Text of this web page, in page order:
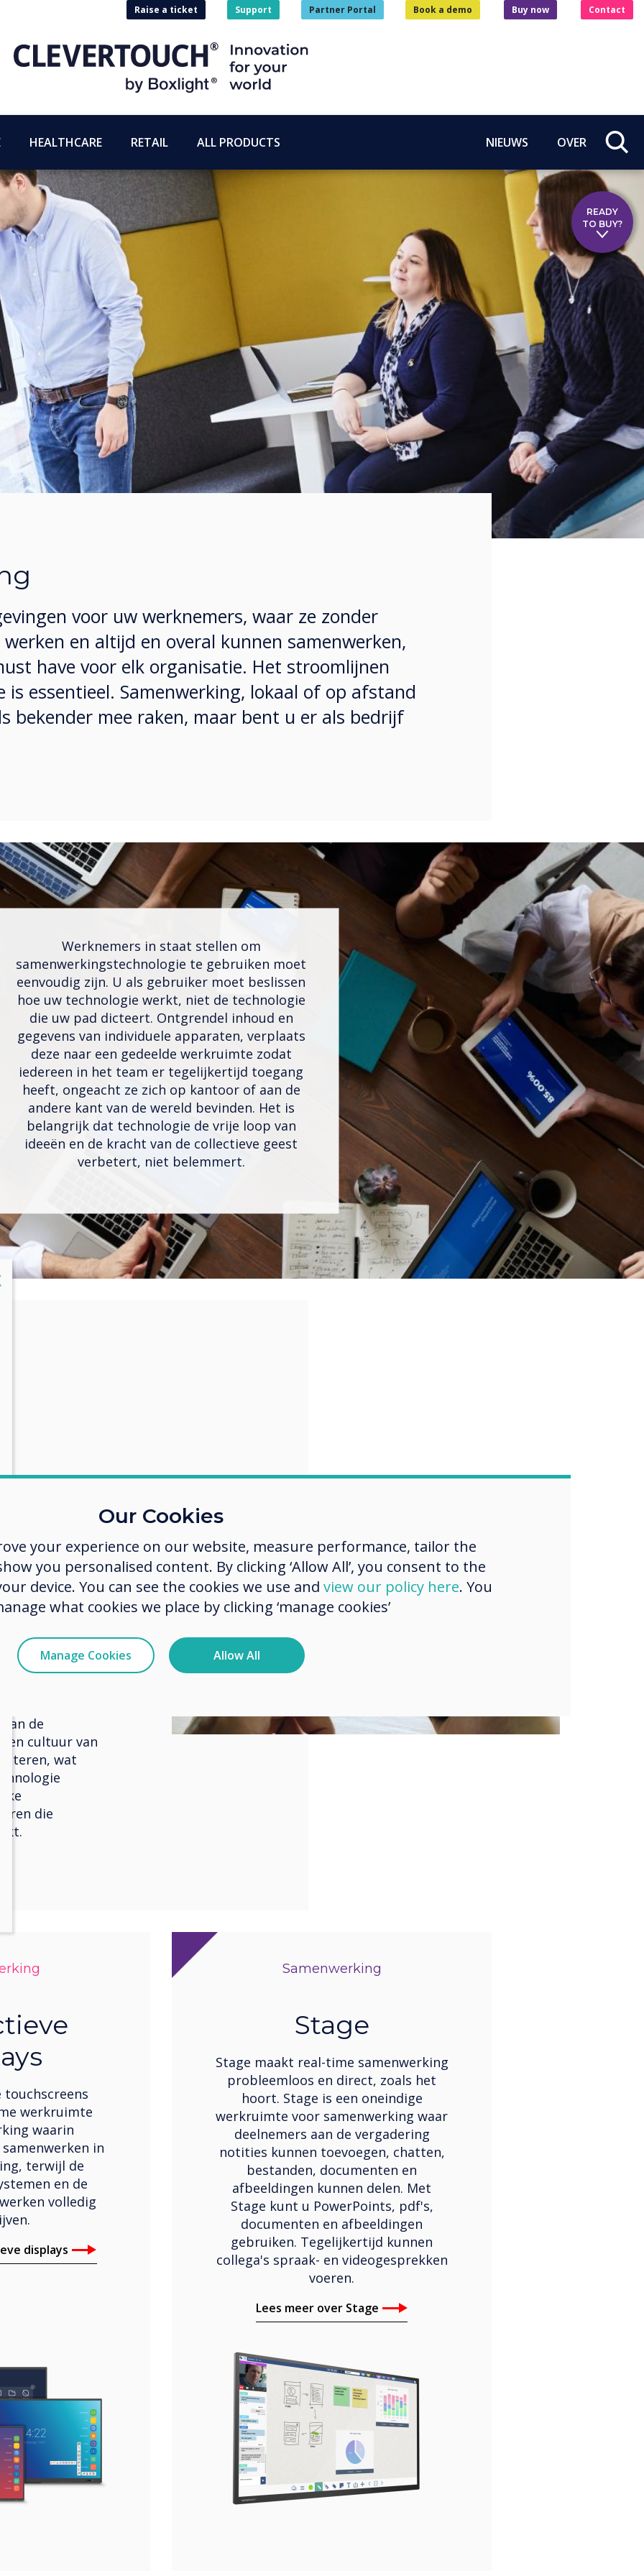
Raise a ticket Support Partner Portal Book a demo Buy now Contact
HEALTHCARE RETAIL ALL PRODUCTS NIEUWS OVER
voor uw werknemers, waar ze zonder
en altijd en overal kunnen samenwerken,
have voor elk organisatie. Het stroomlijnen
is essentieel. Samenwerking, lokaal of op afstand
bekender mee raken, maar bent u er als bedrijf
Werknemers in staat stellen om
samenwerkingstechnologie te gebruiken moet
eenvoudig zijn. U als gebruiker moet beslissen
hoe uw technologie werkt, niet de technologie
die uw pad dicteert. Ontgrendel inhoud en
gegevens van individuele apparaten, verplaats
deze naar een gedeelde werkruimte zodat
iedereen in het team er tegelijkertijd toegang
heeft, ongeacht ze zich op kantoor of aan de
andere kant van de wereld bevinden. Het is
belangrijk dat technologie de vrije loop van
ideeën en de kracht van de collectieve geest
verbetert, niet belemmert.
Unified
met
en andere
barrières
de
cultuur van
wat
die
werkruimte
waarin
in
terwijl de
en de
volledig
displays
Samenwerking
Stage
Stage maakt real-time samenwerking
probleemloos en direct, zoals het
hoort. Stage is een oneindige
werkruimte voor samenwerking waar
deelnemers aan de vergadering
notities kunnen toevoegen, chatten,
bestanden, documenten en
afbeeldingen kunnen delen. Met
Stage kunt u PowerPoints, pdf's,
documenten en afbeeldingen
gebruiken. Tegelijkertijd kunnen
collega's spraak- en videogesprekken
voeren.
Lees meer over Stage
READY
TO BUY?
Our Cookies
your experience on our website, measure performance, tailor the
you personalised content. By clicking ‘Allow All’, you consent to the
device. You can see the cookies we use and view our policy here. You
what cookies we place by clicking ‘manage cookies’
Manage Cookies Allow All